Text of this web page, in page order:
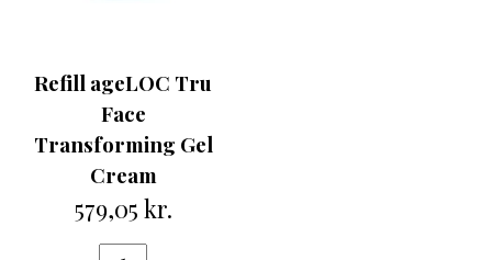
Refill ageLOC Tru
Face
Transforming Gel
Cream
579,05 kr.